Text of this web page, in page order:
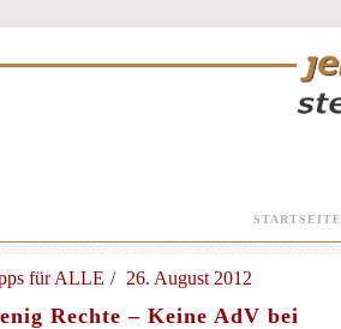
STARTSEITE
für ALLE 26. August 2012
Rechte – Keine AdV bei